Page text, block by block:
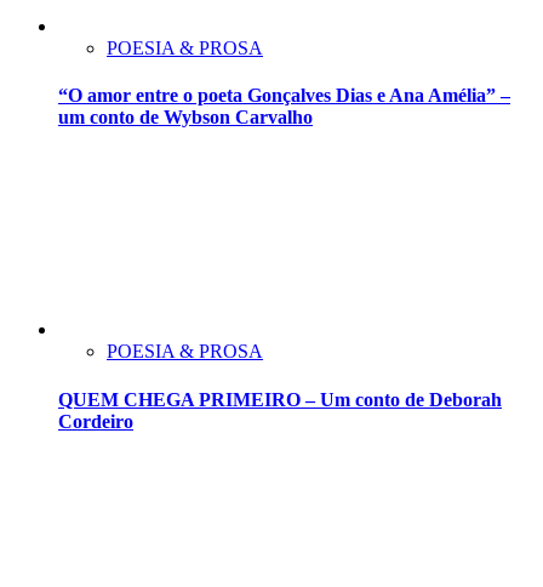
POESIA & PROSA
“O amor entre o poeta Gonçalves Dias e Ana Amélia” –
um conto de Wybson Carvalho
POESIA & PROSA
QUEM CHEGA PRIMEIRO – Um conto de Deborah
Cordeiro